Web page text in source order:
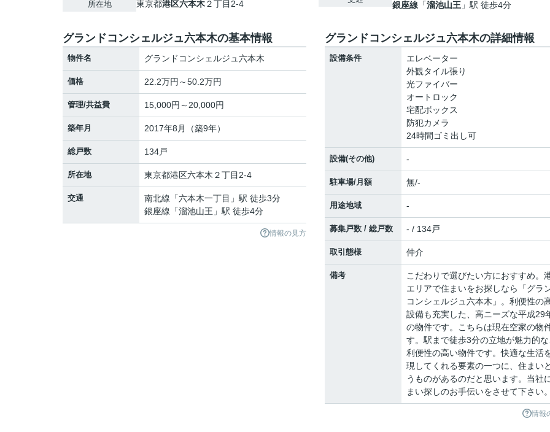
所在地 東京都港区六本木２丁目2-4
銀座線 「溜池山王 」駅 徒歩4分
グランドコンシェルジュ六本木の基本情報
物件名 グランドコンシェルジュ六本木
価格 22.2万円～50.2万円
管理/共益費 15,000円～20,000円
築年月 2017年8月（築9年）
総戸数 134戸
所在地 東京都港区六本木 ２丁目2-4
交通 南北線 「六本木一丁目 」駅 徒歩3分
銀座線 「溜池山王 」駅 徒歩4分
情報の見方
グランドコンシェルジュ六本木の詳細情報
設備条件
エレベーター
外観タイル張り
光ファイバー
オートロック
宅配ボックス
防犯カメラ
24時間ゴミ出し可
設備(その他) -
駐車場/月額 無/-
用途地域 -
募集戸数 / 総戸数 - / 134戸
取引態様 仲介
備考
こだわりで選びたい方におすすめ。
エリアで住まいをお探しなら「グラ
コンシェルジュ六本木」。利便性の
設備も充実した、高ニーズな平成29
の物件です。こちらは現在空家の物
す。駅まで徒歩3分の立地が魅力的
利便性の高い物件です。快適な生活
現してくれる要素の一つに、住まい
うものがあるのだと思います。当社
まい探しのお手伝いをさせて下さい
情報